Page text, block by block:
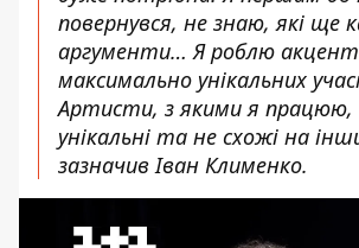
повернувся, не знаю, які ще
аргументи… Я роблю
максимально унікальних
Артисти, з якими я працюю,
унікальні та не схожі на
зазначив Іван Клименко.